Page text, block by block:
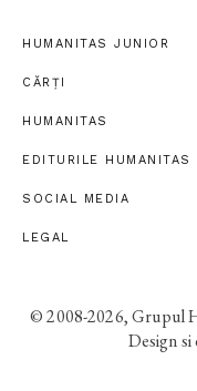
HUMANITAS JUNIOR
CĂRȚI
HUMANITAS
EDITURILE HUMANITAS
SOCIAL MEDIA
LEGAL
© 2008-2026, Grupul
Design